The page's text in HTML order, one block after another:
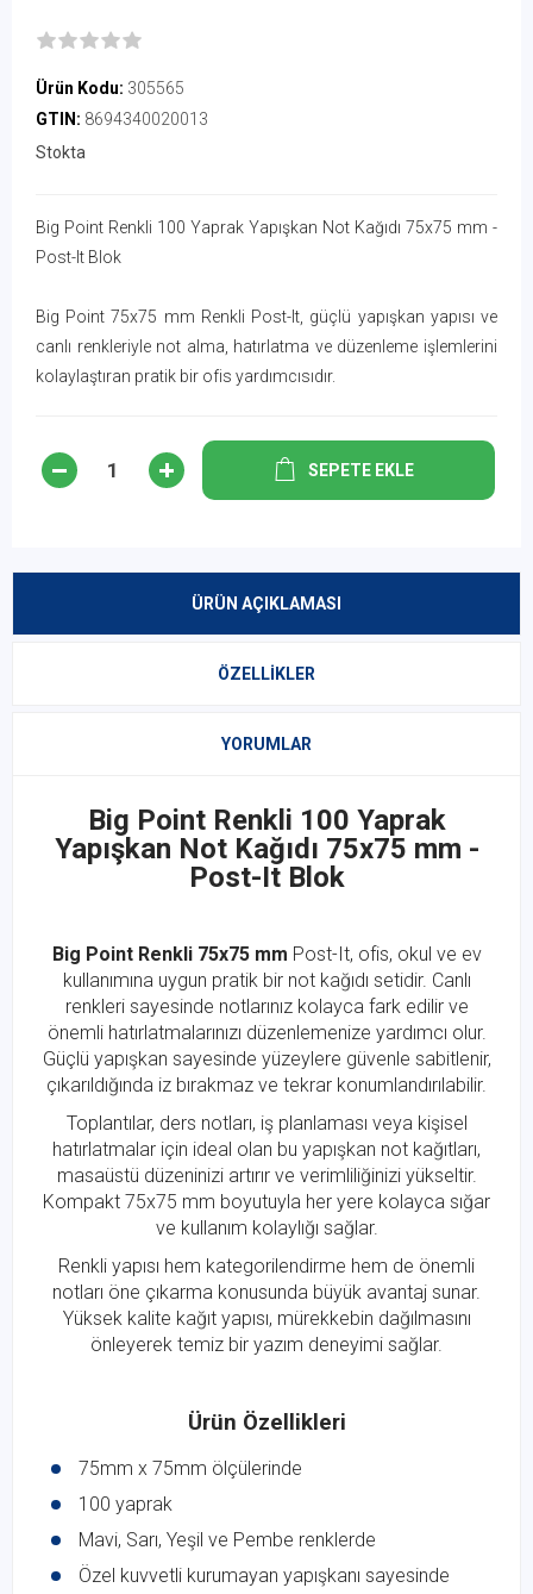
Ürün Kodu: 305565
GTIN: 8694340020013
Stokta
Big Point Renkli 100 Yaprak Yapışkan Not Kağıdı 75x75 mm -
Post-It Blok
Big Point 75x75 mm Renkli Post-It, güçlü yapışkan yapısı ve
canlı renkleriyle not alma, hatırlatma ve düzenleme işlemlerini
kolaylaştıran pratik bir ofis yardımcısıdır.
SEPETE EKLE
ÜRÜN AÇIKLAMASI
ÖZELLIKLER
YORUMLAR
Big Point Renkli 100 Yaprak
Yapışkan Not Kağıdı 75x75 mm -
Post-It Blok
Big Point Renkli 75x75 mm Post-It, ofis, okul ve ev
kullanımına uygun pratik bir not kağıdı setidir. Canlı
renkleri sayesinde notlarınız kolayca fark edilir ve
önemli hatırlatmalarınızı düzenlemenize yardımcı olur.
Güçlü yapışkan sayesinde yüzeylere güvenle sabitlenir,
çıkarıldığında iz bırakmaz ve tekrar konumlandırılabilir.
Toplantılar, ders notları, iş planlaması veya kişisel
hatırlatmalar için ideal olan bu yapışkan not kağıtları,
masaüstü düzeninizi artırır ve verimliliğinizi yükseltir.
Kompakt 75x75 mm boyutuyla her yere kolayca sığar
ve kullanım kolaylığı sağlar.
Renkli yapısı hem kategorilendirme hem de önemli
notları öne çıkarma konusunda büyük avantaj sunar.
Yüksek kalite kağıt yapısı, mürekkebin dağılmasını
önleyerek temiz bir yazım deneyimi sağlar.
Ürün Özellikleri
75mm x 75mm ölçülerinde
100 yaprak
Mavi, Sarı, Yeşil ve Pembe renklerde
Özel kuvvetli kurumayan yapışkanı sayesinde